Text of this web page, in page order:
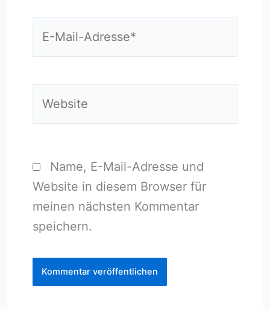
Name, E-Mail-Adresse und
Website in diesem Browser für
meinen nächsten Kommentar
speichern.